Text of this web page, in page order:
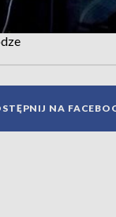
NA